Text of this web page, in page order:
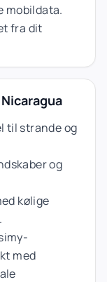
mobildata.
fra dit
til strande og
og
kølige
med